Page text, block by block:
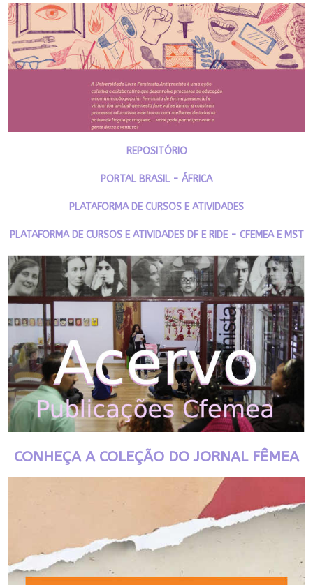
REPOSITÓRIO
PORTAL BRASIL - ÁFRICA
PLATAFORMA DE CURSOS E ATIVIDADES
PLATAFORMA DE CURSOS E ATIVIDADES DF E RIDE - CFEMEA E MST
CONHEÇA A COLEÇÃO DO JORNAL FÊMEA